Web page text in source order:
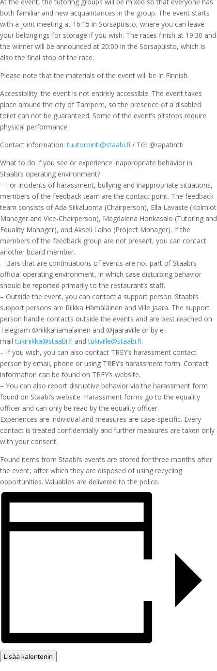
both familiar and new acquaintances in the group. The event starts
with a joint meeting at 16:15 in Sorsapuisto, where you can leave
your belongings for storage if you wish. The races finish at 19:30 and
the winner will be announced at 20:00 in the Sorsapuisto, which is
also the final stop of the race.
Please note that the materials of the event will be in Finnish.
Accessibility: the event is not entirely accessible. The event takes
place around the city of Tampere, so the presence of a disabled
toilet can not be guaranteed. Some of the event’s pitstops require
physical performance.
Contact information:tuutorointi@staabi.fi / TG: @rapatintti
What to do if you see or experience inappropriate behavior in
Staabi’s operating environment?
– For incidents of harassment, bullying and inappropriate situations,
members of the feedback team are the contact point. The feedback
team consists of Ada Siikaluoma (Chairperson), Ella Lavaste (Kolmiot
Manager and Vice-Chairperson), Magdalena Honkasalo (Tutoring and
Equality Manager), and Akseli Laiho (Project Manager). If the
members of the feedback group are not present, you can contact
another board member.
– Bars that are continuations of events are not part of Staabi’s
official operating environment, in which case disturbing behavior
should be reported primarily to the restaurant’s staff.
– Outside the event, you can contact a support person. Staabi’s
support persons are Riikka Hämäläinen and Ville Jaara. The support
person handle contacts outside the events and are best reached on
Telegram @riikkahamalainen and @jaaraville or by e-
mailtukiriikka@staabi.fi andtukiville@staabi.fi.
– If you wish, you can also contact TREY’s harassment contact
person by email, phone or using TREY’s harassment form. Contact
information can be found on TREY’s website.
– You can also report disruptive behavior via the harassment form
found on Staabi’s website. Harassment forms go to the equality
officer and can only be read by the equality officer.
Experiences are individual and measures are case-specific. Every
contact is treated confidentially and further measures are taken only
with your consent.
Found items from Staabi’s events are stored for three months after
the event, after which they are disposed of using recycling
opportunities. Valuables are delivered to the police.
Lisää kalenteriin